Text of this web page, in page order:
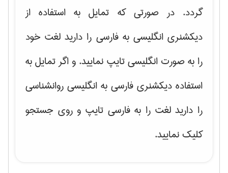
گردد. در صورتی که تمایل به استفاده از
دیکشنری انگلیسی به فارسی را دارید لغت خود
را به صورت انگلیسی تایپ نمایید. و اگر تمایل به
استفاده دیکشنری فارسی به انگلیسی روانشناسی
را دارید لغت را به فارسی تایپ و روی جستجو
کلیک نمایید.